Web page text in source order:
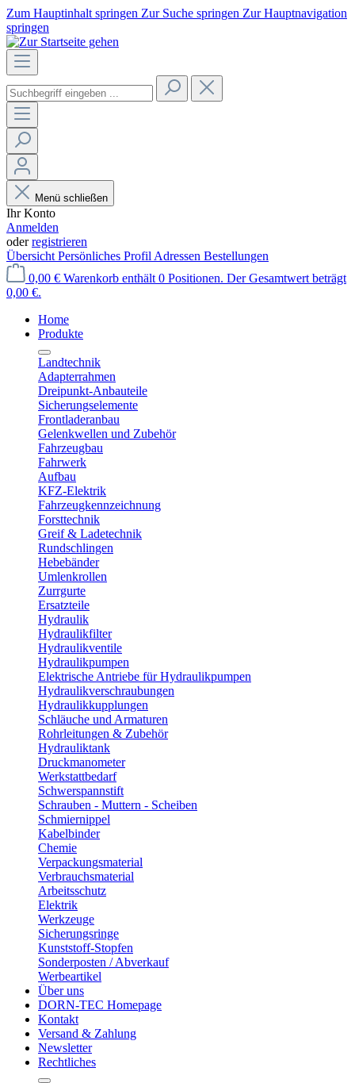
Zum Hauptinhalt springen Zur Suche springen Zur Hauptnavigation
springen
Menü schließen
Ihr Konto
Anmelden
oderregistrieren
Übersicht Persönliches Profil Adressen Bestellungen
0,00 € Warenkorb enthält 0 Positionen. Der Gesamtwert beträgt
0,00 €.
Home
Produkte
Landtechnik
Adapterrahmen
Dreipunkt-Anbauteile
Sicherungselemente
Frontladeranbau
Gelenkwellen und Zubehör
Fahrzeugbau
Fahrwerk
Aufbau
KFZ-Elektrik
Fahrzeugkennzeichnung
Forsttechnik
Greif & Ladetechnik
Rundschlingen
Hebebänder
Umlenkrollen
Zurrgurte
Ersatzteile
Hydraulik
Hydraulikfilter
Hydraulikventile
Hydraulikpumpen
Elektrische Antriebe für Hydraulikpumpen
Hydraulikverschraubungen
Hydraulikkupplungen
Schläuche und Armaturen
Rohrleitungen & Zubehör
Hydrauliktank
Druckmanometer
Werkstattbedarf
Schwerspannstift
Schrauben - Muttern - Scheiben
Schmiernippel
Kabelbinder
Chemie
Verpackungsmaterial
Verbrauchsmaterial
Arbeitsschutz
Elektrik
Werkzeuge
Sicherungsringe
Kunststoff-Stopfen
Sonderposten / Abverkauf
Werbeartikel
Über uns
DORN-TEC Homepage
Kontakt
Versand & Zahlung
Newsletter
Rechtliches